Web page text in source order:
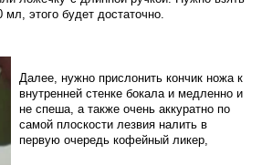
этого будет достаточно.
Далее, нужно прислонить кончик ножа к
внутренней стенке бокала и медленно и
не спеша, а также очень аккуратно по
самой плоскости лезвия налить в
первую очередь кофейный ликер,